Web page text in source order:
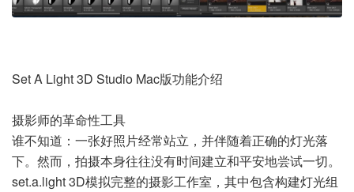
Set A Light 3D Studio Mac版功能介绍
摄影师的革命性工具
谁不知道：一张好照片经常站立，并伴随着正确的灯光落
下。然而，拍摄本身往往没有时间建立和平安地尝试一切。
set.a.light 3D模拟完整的摄影工作室，其中包含构建灯光组